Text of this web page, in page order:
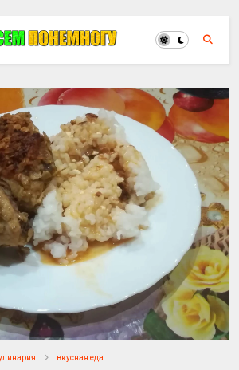
вкусная еда